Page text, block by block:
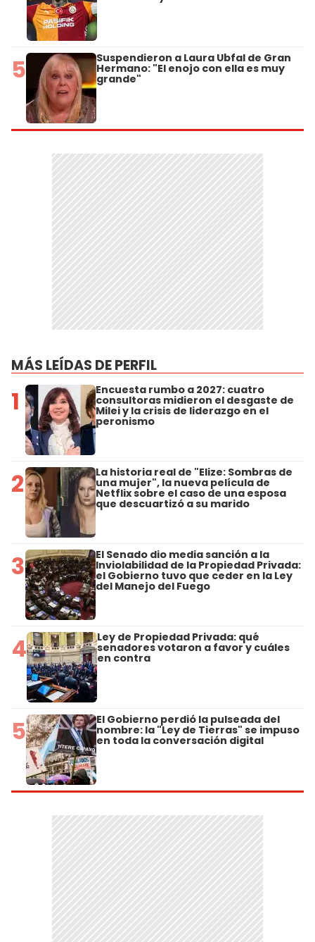
5 Suspendieron a Laura Ubfal de Gran
Hermano: "El enojo con ella es muy
grande"
MÁS LEÍDAS DE PERFIL
1 Encuesta rumbo a 2027: cuatro
consultoras midieron el desgaste de
Milei y la crisis de liderazgo en el
peronismo
2 La historia real de "Elize: Sombras de
una mujer", la nueva película de
Netflix sobre el caso de una esposa
que descuartizó a su marido
3 El Senado dio media sanción a la
Inviolabilidad de la Propiedad Privada:
el Gobierno tuvo que ceder en la Ley
del Manejo del Fuego
4 Ley de Propiedad Privada: qué
senadores votaron a favor y cuáles
en contra
5 El Gobierno perdió la pulseada del
nombre: la "Ley de Tierras" se impuso
en toda la conversación digital